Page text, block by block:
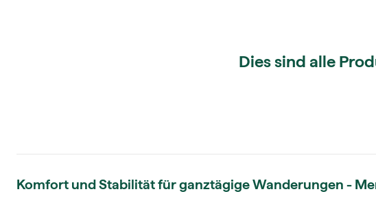
Dies sind alle
Komfort und Stabilität für ganztägige Wanderungen -